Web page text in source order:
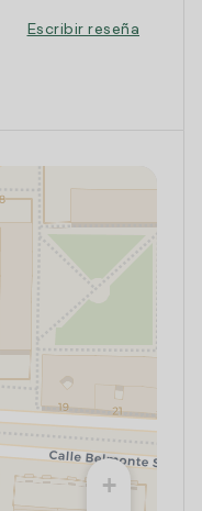
Escribir reseña
+